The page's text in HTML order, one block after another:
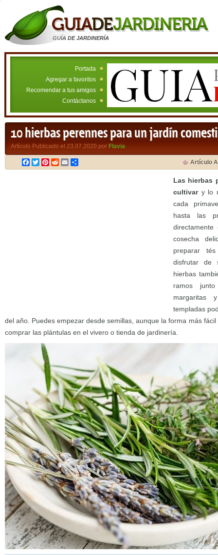
GUÍA DE JARDINERÍA
Portada
Agregar a favoritos
Recomendar a tus amigos
Contáctanos
10 hierbas perennes para un jardín
Artículo Publicado el 23.07.2020 por Flavia
Facebook
TwitterPinterest
RedditEmail Artículo
Las hierbas
cultivary lo
cada
hasta las
cosecha
preparar
disfrutar de
hierbas
ramos
margaritas
templadas
del año. Puedes empezar desde semillas, aunque la forma más
comprar las plántulas en el vivero o tienda de jardinería.